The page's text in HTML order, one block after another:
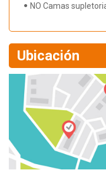
NO Camas
Ubicación